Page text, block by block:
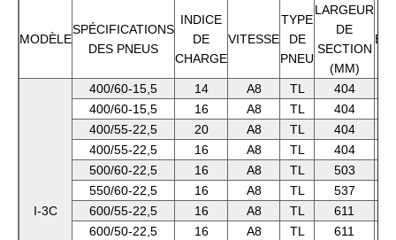
MODÈLE
SPÉCIFICATIONS
DES PNEUS
INDICE
DE
CHARGE
VITESSE
TYPE
DE
PNEU
LARGEUR
DE
SECTION
(MM)
I-3C
400/60-15,5 14 A8 TL
404
400/60-15,5
16 A8 TL
404
400/55-22,5
20 A8 TL 404
400/55-22,5
16 A8 TL 404
500/60-22,5
16 A8 TL
503
550/60-22,5
16 A8 TL 537
600/55-22,5
16 A8 TL 611
600/50-22,5
16 A8 TL
611